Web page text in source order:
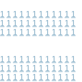
1 1 1 1 1 1 1 1 1 1 1 1
1 1 1 1 1 1 1 1 1 1 1 1
1 1 1 1 1 1 1 1 1 1 1 1
1 1 1 1 1 1 1 1 1 1 1 1
1 1 1 1 1 1 1 1 1 1 1 1
1 1 1 1 1 1 1 1 1 1 1 1